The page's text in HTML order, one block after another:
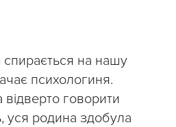
спирається на нашу
психологиня.
відверто говорити
уся родина здобула